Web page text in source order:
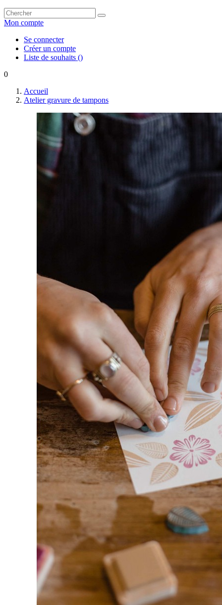
Mon compte
Se connecter
Créer un compte
Liste de souhaits ()
0
Accueil
Atelier gravure de tampons